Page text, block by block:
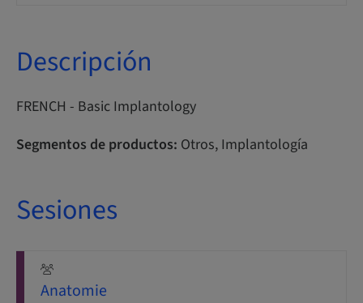
Descripción
FRENCH - Basic Implantology
Segmentos de productos: Otros, Implantología
Sesiones
Anatomie